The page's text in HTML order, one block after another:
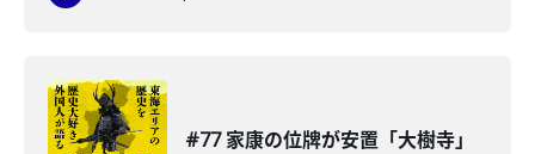
#77 家康の位牌が安置「大樹寺」